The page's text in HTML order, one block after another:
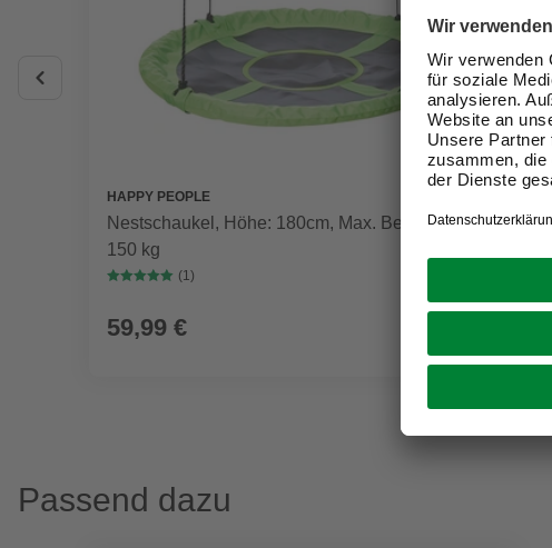
HAPPY PEOPLE
Nestschaukel, Höhe: 180cm, Max. Belastung:
150 kg
(1)
59,99 €
Passend dazu